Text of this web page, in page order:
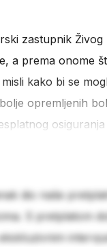
zastupnik Živog
a prema onome
kako bi se
opremljenih
dio naše
S pretplatom